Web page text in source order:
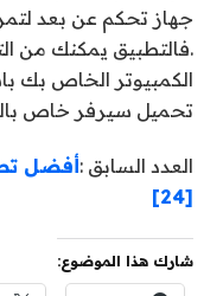
جهاز تحكم عن بعد
.فالتطبيق يمكنك من
الكمبيوتر الخاص بك
تحميل سيرفر خاص
العدد السابق :أفضل
‏[24]
شارك هذا الموضوع: